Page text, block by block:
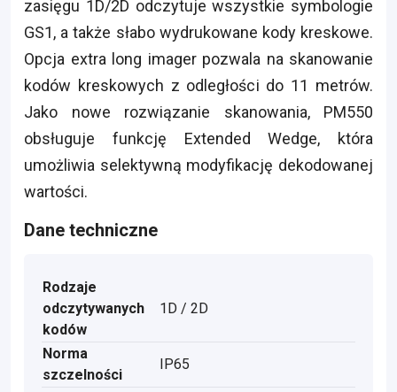
zasięgu 1D/2D odczytuje wszystkie symbologie
GS1, a także słabo wydrukowane kody kreskowe.
Opcja extra long imager pozwala na skanowanie
kodów kreskowych z odległości do 11 metrów.
Jako nowe rozwiązanie skanowania, PM550
obsługuje funkcję Extended Wedge, która
umożliwia selektywną modyfikację dekodowanej
wartości.
Dane techniczne
Rodzaje
odczytywanych
kodów
1D / 2D
Norma
szczelności
IP65